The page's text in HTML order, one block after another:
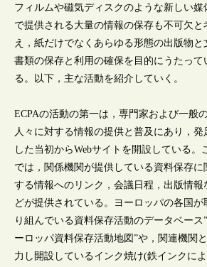
フィルムや磁気ディスクのような新しい媒
で提供される大量の情報の保存も不可欠と
え，紙だけでなくあらゆる形態の出版物と
書類の保存と利用の確保を目的にうたって
る。以下，主な活動を紹介していく。
ECPAの活動の第一は，専門家および一般
人々に対する情報の提供と普及にあり，発
した当初からWebサイトを開設している。
では，関係機関が提供している資料保存に
する情報へのリンク，会議日程，出版情報
どが提供されている。ヨーロッパの各国が
り組んでいる資料保存活動のデータベース
ーロッパ資料保存活動地図”や，関連機関
力し開設しているインク焼け(鉄インクに